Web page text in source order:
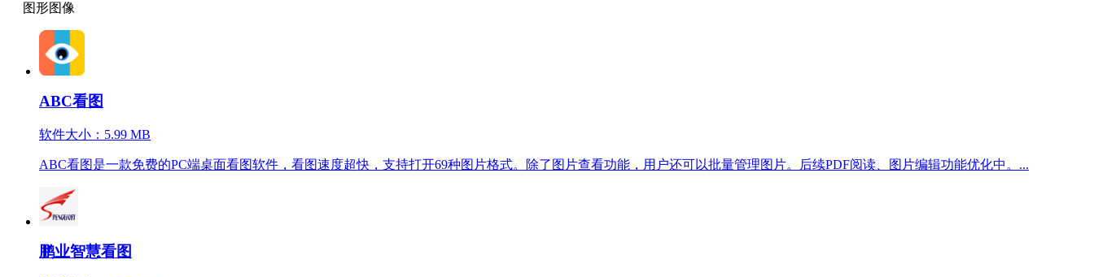
图形图像
ABC看图
软件大小：5.99 MB
ABC看图是一款免费的PC端桌面看图软件，看图速度超快，支持打开69种图片格式。除了图片查看功能，用户还可以批量管理图片。后续PDF阅读、图片编辑功能优化中。...
鹏业智慧看图